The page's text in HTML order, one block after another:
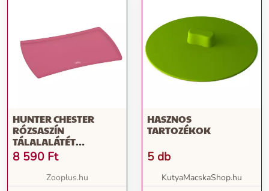
HUNTER CHESTER
RÓZSASZÍN
TÁLALALÁTÉT
KUTYÁKNAK - H 48 X SZ
30 CM
8 590 Ft
Zooplus.hu
HASZNOS
TARTOZÉKOK
5 db
KutyaMacskaShop.hu